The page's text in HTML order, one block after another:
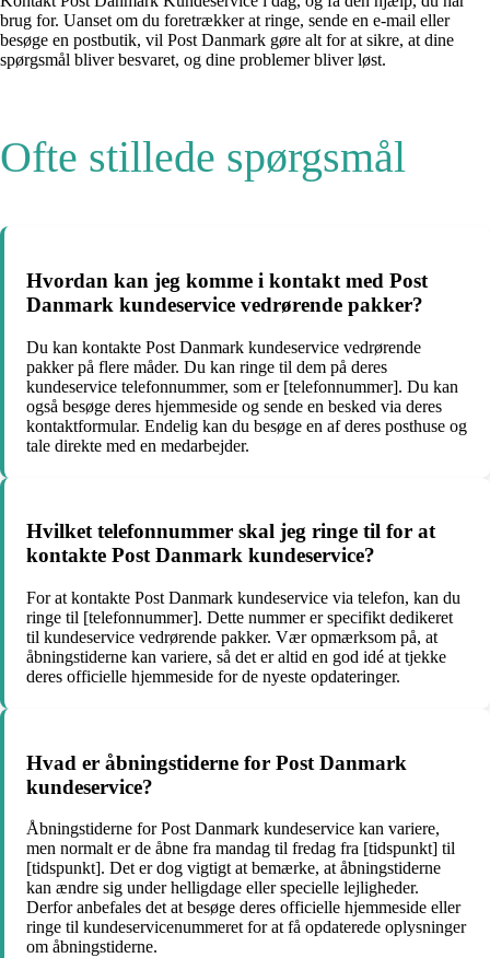
brug for. Uanset om du foretrækker at ringe, sende en e-mail eller
besøge en postbutik, vil Post Danmark gøre alt for at sikre, at dine
spørgsmål bliver besvaret, og dine problemer bliver løst.
Ofte stillede spørgsmål
Hvordan kan jeg komme i kontakt med Post
Danmark kundeservice vedrørende pakker?
Du kan kontakte Post Danmark kundeservice vedrørende
pakker på flere måder. Du kan ringe til dem på deres
kundeservice telefonnummer, som er [telefonnummer]. Du kan
også besøge deres hjemmeside og sende en besked via deres
kontaktformular. Endelig kan du besøge en af deres posthuse og
tale direkte med en medarbejder.
Hvilket telefonnummer skal jeg ringe til for at
kontakte Post Danmark kundeservice?
For at kontakte Post Danmark kundeservice via telefon, kan du
ringe til [telefonnummer]. Dette nummer er specifikt dedikeret
til kundeservice vedrørende pakker. Vær opmærksom på, at
åbningstiderne kan variere, så det er altid en god idé at tjekke
deres officielle hjemmeside for de nyeste opdateringer.
Hvad er åbningstiderne for Post Danmark
kundeservice?
Åbningstiderne for Post Danmark kundeservice kan variere,
men normalt er de åbne fra mandag til fredag ​​fra [tidspunkt] til
[tidspunkt]. Det er dog vigtigt at bemærke, at åbningstiderne
kan ændre sig under helligdage eller specielle lejligheder.
Derfor anbefales det at besøge deres officielle hjemmeside eller
ringe til kundeservicenummeret for at få opdaterede oplysninger
om åbningstiderne.